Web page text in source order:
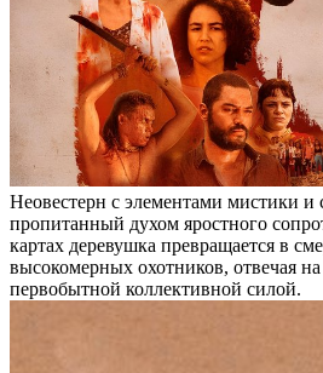
Неовестерн с элементами мистики и
пропитанный духом яростного
картах деревушка превращается в
высокомерных охотников, отвечая на
первобытной коллективной силой.